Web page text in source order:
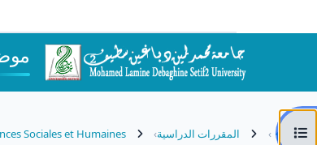
فتح فهرس المقررالمقررات الدراسية Sociales et Humaines